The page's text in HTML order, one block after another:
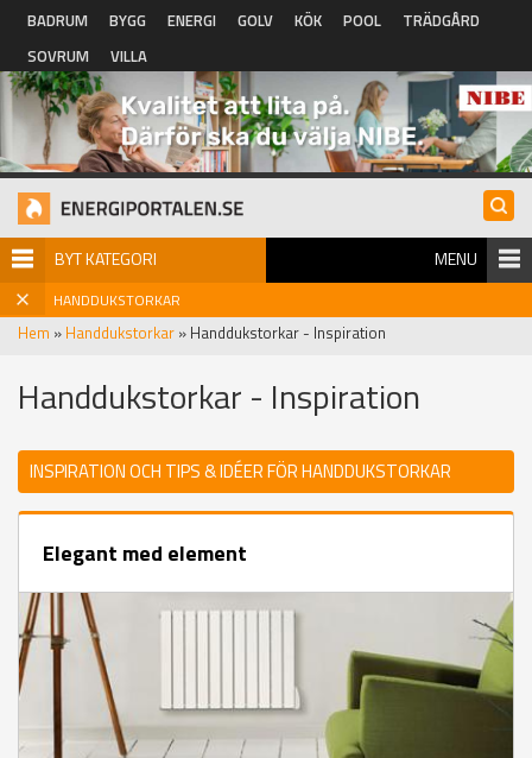
Hoppa till huvudinnehåll
BADRUM BYGG ENERGI GOLV KÖK POOL
TRÄDGÅRD
SOVRUM
VILLA
BYT KATEGORI MENU
HANDDUKSTORKAR
Hem » Handdukstorkar » Handdukstorkar - Inspiration
Handdukstorkar - Inspiration
INSPIRATION OCH TIPS & IDÉER FÖR HANDDUKSTORKAR
Elegant med element